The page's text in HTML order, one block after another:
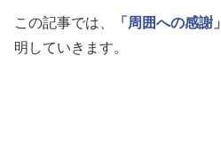
この記事では、 「周囲への感謝」
明していきます。